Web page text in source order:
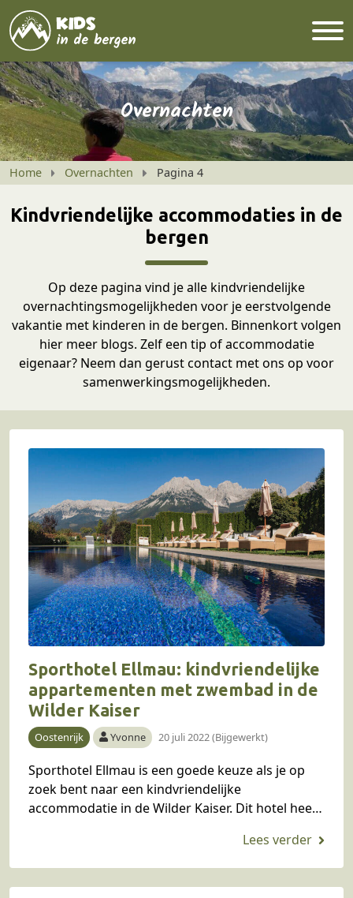
Overnachten
Home Overnachten Pagina 4
Kindvriendelijke accommodaties in de
bergen
Op deze pagina vind je alle kindvriendelijke
overnachtingsmogelijkheden voor je eerstvolgende
vakantie met kinderen in de bergen. Binnenkort volgen
hier meer blogs. Zelf een tip of accommodatie
eigenaar? Neem dan gerust contact met ons op voor
samenwerkingsmogelijkheden.
Sporthotel Ellmau: kindvriendelijke
appartementen met zwembad in de
Wilder Kaiser
Oostenrijk Yvonne 20 juli 2022 (Bijgewerkt)
Sporthotel Ellmau is een goede keuze als je op
zoek bent naar een kindvriendelijke
accommodatie in de Wilder Kaiser. Dit hotel heeft